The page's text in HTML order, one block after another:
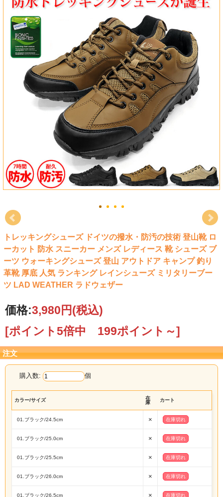
トレッキングシューズ ドイツの撥水・防汚の技術 登山靴 ロ
ーカット 防水 スニーカー メンズ レディース 靴 シューズ ブ
ーツ ウォーキングシューズ 登山 アウトドア キャンプ 釣り
革靴 厚底 人気 ランキング レインシューズ ミリタリーブー
ツ LAD WEATHER ラドウェザー
価格:3,980円(税込)
[ポイント5倍中 199ポイント～]
注文
購入数: 個
カラー/サイズ
在
庫
カート
01.ブラック/24.5cm × 在庫切れ
01.ブラック/25.0cm × 在庫切れ
01.ブラック/25.5cm × 在庫切れ
01.ブラック/26.0cm × 在庫切れ
01.ブラック/26.5cm × 在庫切れ